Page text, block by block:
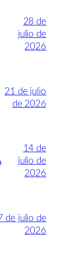
28 de
julio de
2026
21 de julio
de 2026
14 de
julio de
2026
de julio de
2026